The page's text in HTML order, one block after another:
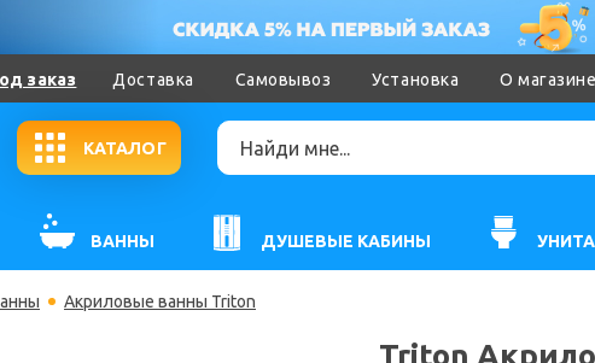
заказ Доставка Самовывоз Установка О магазине
КАТАЛОГ
ВАННЫ ДУШЕВЫЕ КАБИНЫ
Акриловые ванны Triton
Triton